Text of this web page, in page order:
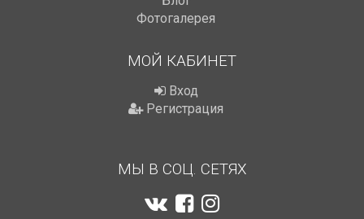
Фотогалерея
МОЙ КАБИНЕТ
Вход
Регистрация
МЫ В СОЦ. СЕТЯХ